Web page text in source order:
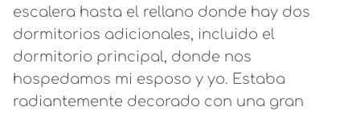
escalera hasta el rellano donde hay dos
dormitorios adicionales, incluido el
dormitorio principal, donde nos
hospedamos mi esposo y yo. Estaba
radiantemente decorado con una gran